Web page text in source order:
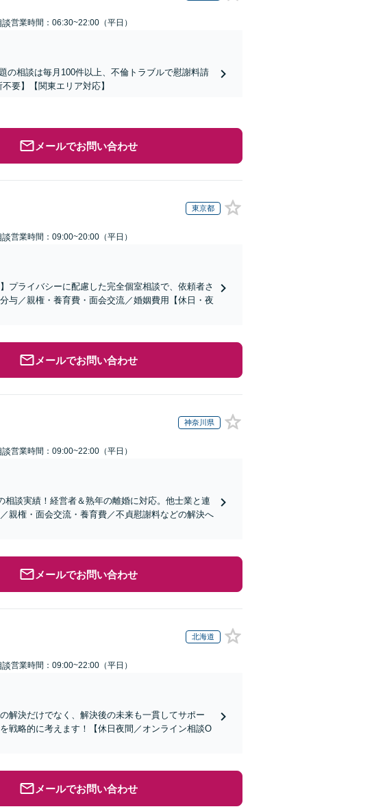
営業時間：06:30~22:00（平日）
の相談は毎月100件以上、不倫トラブルで慰謝料請
要】【関東エリア対応】
メールでお問い合わせ
東京都
営業時間：09:00~20:00（平日）
プライバシーに配慮した完全個室相談で、依頼者さ
与／親権・養育費・面会交流／婚姻費用【休日・夜
メールでお問い合わせ
神奈川県
営業時間：09:00~22:00（平日）
相談実績！経営者＆熟年の離婚に対応。他士業と連
親権・面会交流・養育費／不貞慰謝料などの解決へ
メールでお問い合わせ
北海道
営業時間：09:00~22:00（平日）
解決だけでなく、解決後の未来も一貫してサポー
戦略的に考えます！【休日夜間／オンライン相談O
メールでお問い合わせ